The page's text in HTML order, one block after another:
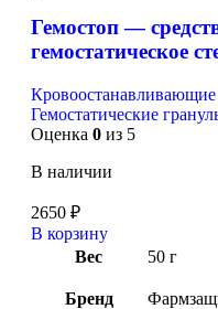
Гемостоп —
гемостатическое
Кровоостанавливающие
Гемостатические
Оценка 0 из 5
В наличии
2650 ₽
В корзину
Вес
50 г
Бренд